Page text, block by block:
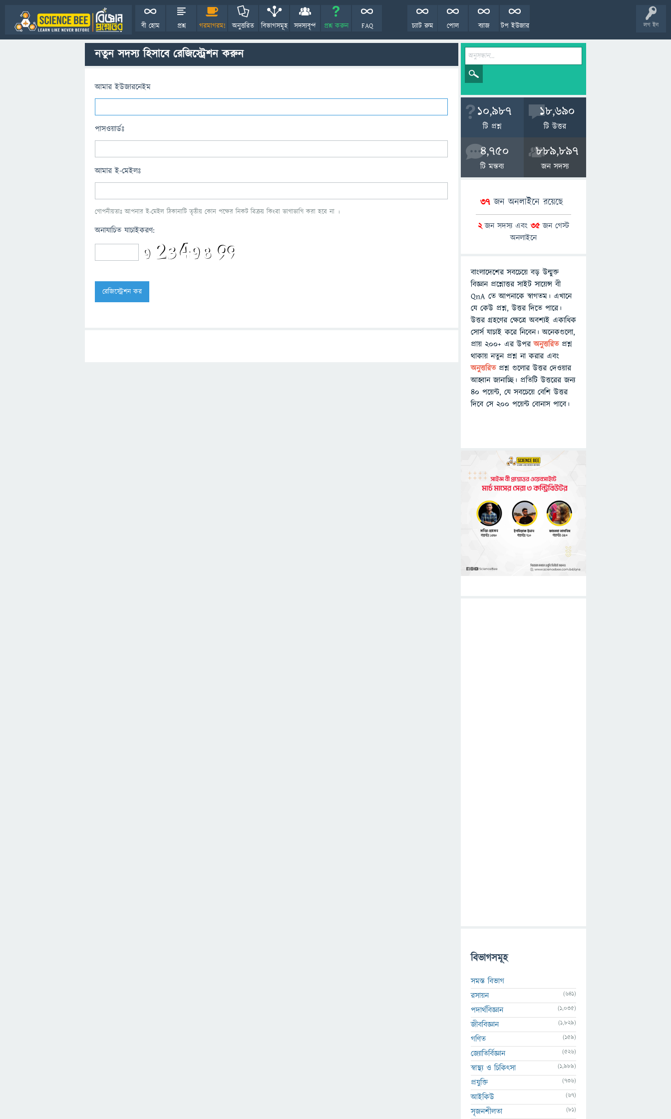
লগ ইন
বী হোম প্রশ্ন গরমাগরম! অনুত্তরিত বিভাগসমূহ সদস্যবৃন্দ প্রশ্ন করুন FAQ টপ ইউজার
ব্যাজ
পোল
চ্যাট রুম
নতুন সদস্য হিসাবে রেজিস্ট্রেশন করুন
আমার ইউজারনেইম
পাসওয়ার্ডঃ
আমার ই-মেইলঃ
গোপনীয়তাঃ আপনার ই-মেইল ঠিকানাটি তৃতীয় কোন পক্ষের নিকট বিক্রয় কিংবা ভাগাভাগি করা হবে না ।
অনাযাচিত যাচাইকরণ:
10,987
টি প্রশ্ন
18,690
টি উত্তর
4,750
টি মন্তব্য
889,897
জন সদস্য
37জন অনলাইনে রয়েছে
2জন সদস্য এবং 35জন গেস্ট
অনলাইনে
বাংলাদেশের সবচেয়ে বড় উন্মুক্ত
বিজ্ঞান প্রশ্নোত্তর সাইট সায়েন্স বী
QnA তে আপনাকে স্বাগতম। এখানে
যে কেউ প্রশ্ন, উত্তর দিতে পারে।
উত্তর গ্রহণের ক্ষেত্রে অবশ্যই একাধিক
সোর্স যাচাই করে নিবেন। অনেকগুলো,
প্রায় ২০০+ এর উপরঅনুত্তরিতপ্রশ্ন
থাকায় নতুন প্রশ্ন না করার এবং
অনুত্তরিত প্রশ্ন গুলোর উত্তর দেওয়ার
আহ্বান জানাচ্ছি। প্রতিটি উত্তরের জন্য
৪০ পয়েন্ট, যে সবচেয়ে বেশি উত্তর
দিবে সে ২০০ পয়েন্ট বোনাস পাবে।
বিভাগসমূহ
সমস্ত বিভাগ
রসায়ন
(641)
পদার্থবিজ্ঞান (1,035)
জীববিজ্ঞান (1,829)
গণিত (159)
জ্যোতির্বিজ্ঞান (526)
স্বাস্থ্য ও চিকিৎসা (1,989)
প্রযুক্তি (736)
আইকিউ (67)
সৃজনশীলতা (81)